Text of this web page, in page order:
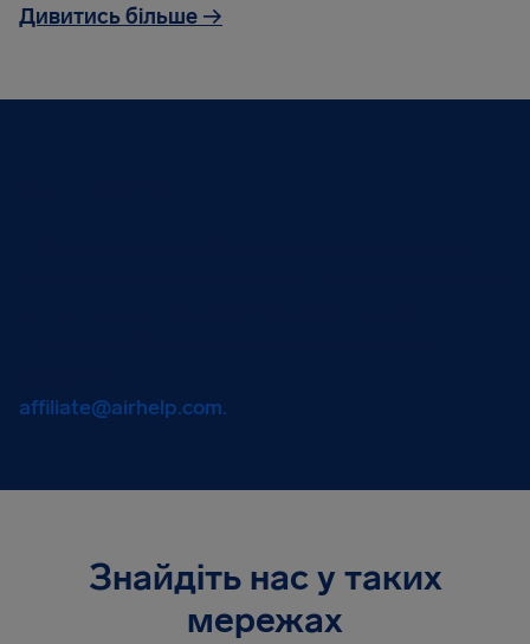
Дивитись більше →
affiliate@airhelp.com.
Знайдіть нас у таких
мережах